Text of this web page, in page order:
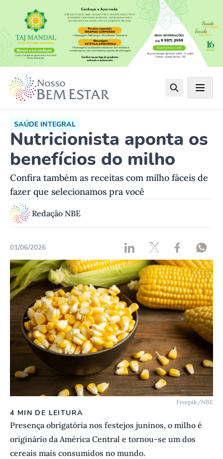
SAÚDE INTEGRAL
Nutricionista aponta os
benefícios do milho
Confira também as receitas com milho fáceis de
fazer que selecionamos pra você
Redação NBE
01/06/2026
Freepik/NBE
4 MIN DE LEITURA
Presença obrigatória nos festejos juninos, o milho é
originário da América Central e tornou-se um dos
cereais mais consumidos no mundo.